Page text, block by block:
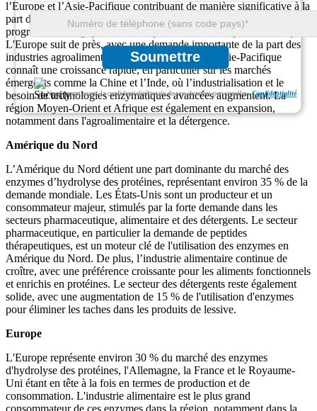
Soumettre
Nous garantissons la confidentialité totale de vos données personnelles.Confidentialité
l’Europe et l’Asie-Pacifique contribuant de manière significative à la
part de marché. L’Amérique du Nord domine le marché, tirée par les
progrès technologiques et une importante industrie pharmaceutique.
L'Europe suit de près, avec une demande importante de la part des
industries agroalimentaires et des détergents. L’Asie-Pacifique
connaît une croissance rapide, en particulier sur les marchés
émergents comme la Chine et l’Inde, où l’industrialisation et le
besoin de technologies enzymatiques avancées augmentent. La
région Moyen-Orient et Afrique est également en expansion,
notamment dans l'agroalimentaire et la détergence.
Amérique du Nord
L’Amérique du Nord détient une part dominante du marché des
enzymes d’hydrolyse des protéines, représentant environ 35 % de la
demande mondiale. Les États-Unis sont un producteur et un
consommateur majeur, stimulés par la forte demande dans les
secteurs pharmaceutique, alimentaire et des détergents. Le secteur
pharmaceutique, en particulier la demande de peptides
thérapeutiques, est un moteur clé de l'utilisation des enzymes en
Amérique du Nord. De plus, l’industrie alimentaire continue de
croître, avec une préférence croissante pour les aliments fonctionnels
et enrichis en protéines. Le secteur des détergents reste également
solide, avec une augmentation de 15 % de l'utilisation d'enzymes
pour éliminer les taches dans les produits de lessive.
Europe
L'Europe représente environ 30 % du marché des enzymes
d'hydrolyse des protéines, l'Allemagne, la France et le Royaume-
Uni étant en tête à la fois en termes de production et de
consommation. L'industrie alimentaire est le plus grand
consommateur de ces enzymes dans la région, notamment dans la